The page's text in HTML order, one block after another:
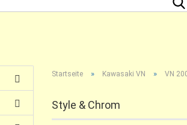
Startseite » Kawasaki VN » VN
Style & Chrom